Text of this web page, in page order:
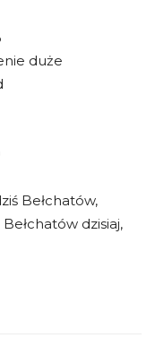
duże
Bełchatów,
dzisiaj,